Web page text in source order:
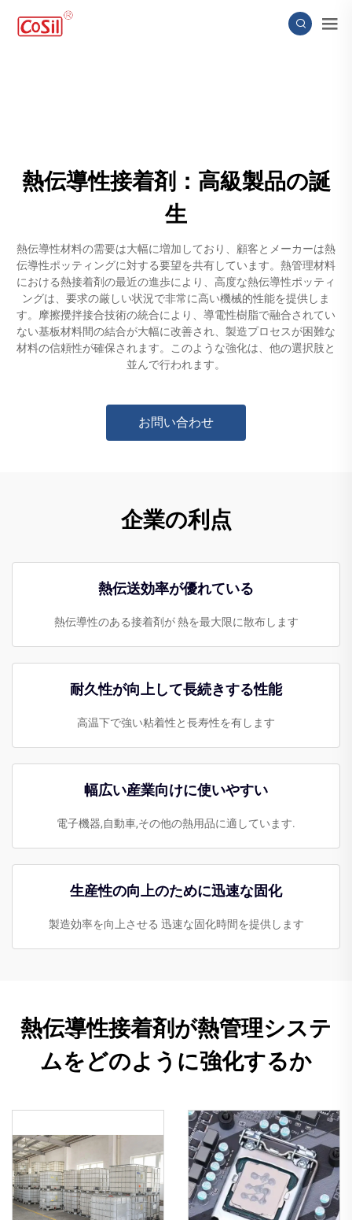
熱伝導性接着剤：高級製品の誕
生
熱伝導性材料の需要は大幅に増加しており、顧客とメーカーは熱
伝導性ポッティングに対する要望を共有しています。熱管理材料
における熱接着剤の最近の進歩により、高度な熱伝導性ポッティ
ングは、要求の厳しい状況で非常に高い機械的性能を提供しま
す。摩擦攪拌接合技術の統合により、導電性樹脂で融合されてい
ない基板材料間の結合が大幅に改善され、製造プロセスが困難な
材料の信頼性が確保されます。このような強化は、他の選択肢と
並んで行われます。
お問い合わせ
企業の利点
熱伝送効率が優れている
熱伝導性のある接着剤が 熱を最大限に散布します
耐久性が向上して長続きする性能
高温下で強い粘着性と長寿性を有します
幅広い産業向けに使いやすい
電子機器,自動車,その他の熱用品に適しています.
生産性の向上のために迅速な固化
製造効率を向上させる 迅速な固化時間を提供します
熱伝導性接着剤が熱管理システ
ムをどのように強化するか